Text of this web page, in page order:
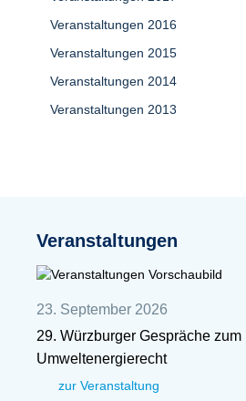
Veranstaltungen 2016
Veranstaltungen 2015
Veranstaltungen 2014
Veranstaltungen 2013
Veranstaltungen
23. September 2026
29. Würzburger Gespräche zum
Umweltenergierecht
zur Veranstaltung